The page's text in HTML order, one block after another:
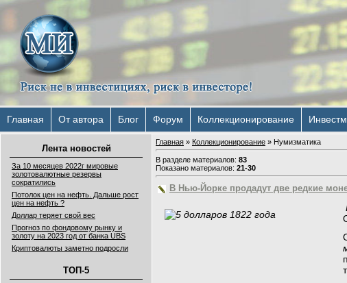
Главная От автора Блог Форум Коллекционирование
Лента новостей
За 10 месяцев 2022г мировые
золотовалютные резервы
сократились
Потолок цен на нефть. Дальше рост
цен на нефть ?
Доллар теряет свой вес
Прогноз по фондовому рынку и
золоту на 2023 год от банка UBS
Криптовалюты заметно подросли
ТОП-5
Главная » Коллекционирование » Нумизматика
В разделе материалов: 83
Показано материалов: 21-30
В Нью-Йорке продадут две редкие